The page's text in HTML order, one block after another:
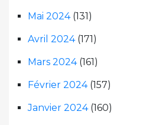
Mai 2024(131)
Avril 2024(171)
Mars 2024(161)
Février 2024(157)
Janvier 2024(160)